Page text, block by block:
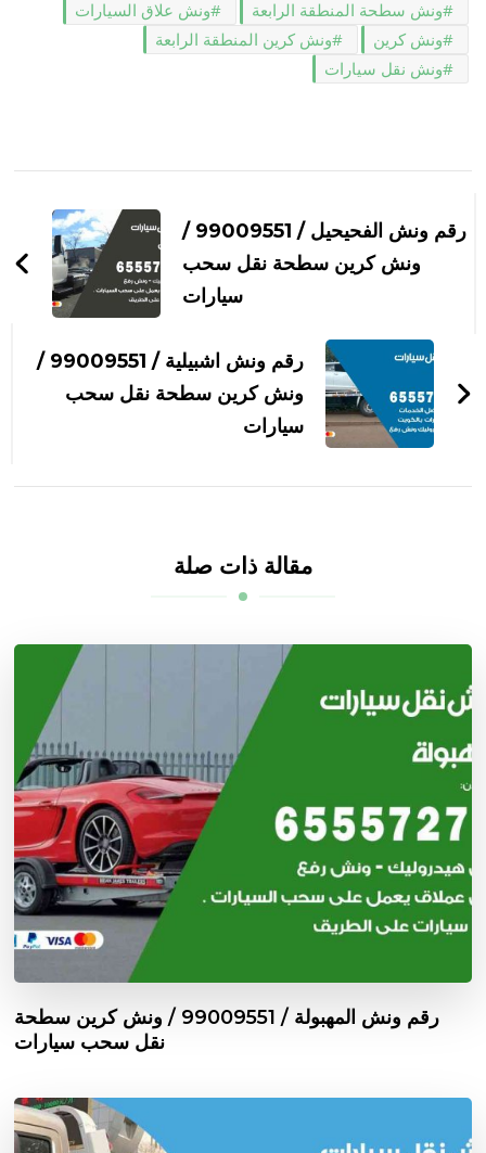
ونش سطحة المنطقة الرابعة
ونش علاق السيارات
ونش كرين
ونش كرين المنطقة الرابعة
ونش نقل سيارات
بين
التدوينات
رقم ونش الفحيحيل / 99009551‬ /
ونش كرين سطحة نقل سحب
سيارات
رقم ونش اشبيلية / 99009551‬ /
ونش كرين سطحة نقل سحب
سيارات
مقالة ذات صلة
رقم ونش المهبولة / 99009551‬ / ونش كرين سطحة
نقل سحب سيارات